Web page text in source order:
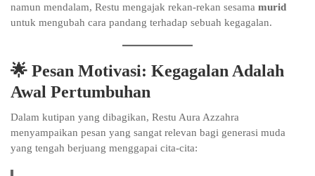
namun mendalam, Restu mengajak rekan-rekan sesama murid
untuk mengubah cara pandang terhadap sebuah kegagalan.
🌟 Pesan Motivasi: Kegagalan Adalah
Awal Pertumbuhan
Dalam kutipan yang dibagikan, Restu Aura Azzahra
menyampaikan pesan yang sangat relevan bagi generasi muda
yang tengah berjuang menggapai cita-cita: